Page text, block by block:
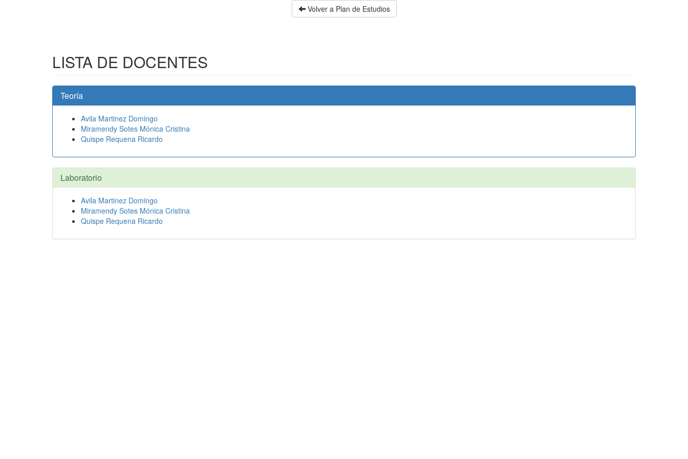
Volver a Plan de Estudios
LISTA DE DOCENTES
Teoría
Avila Martinez Domingo
Miramendy Sotes Mónica Cristina
Quispe Requena Ricardo
Laboratorio
Avila Martinez Domingo
Miramendy Sotes Mónica Cristina
Quispe Requena Ricardo